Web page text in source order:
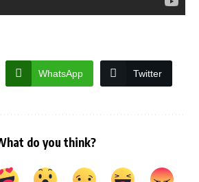
WhatsApp Twitter
do you think?